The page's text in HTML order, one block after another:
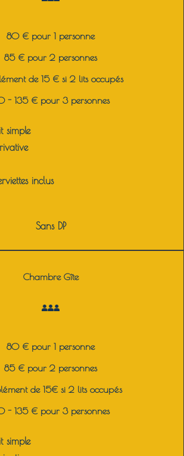
80 € pour 1 personne
85 € pour 2 personnes
de 15 € si 2 lits occupés
- 135 € pour 3 personnes
simple
inclus
Sans DP
Chambre Gîte
80 € pour 1 personne
85 € pour 2 personnes
de 15€ si 2 lits occupés
- 135 € pour 3 personnes
simple